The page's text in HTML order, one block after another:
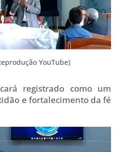
YouTube)
registrado como um
e fortalecimento da fé